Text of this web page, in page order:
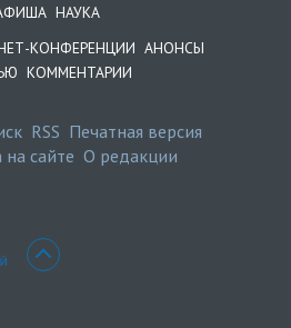
НАУКА
КОНФЕРЕНЦИИ АНОНСЫ
КОММЕНТАРИИ
RSS Печатная версия
сайте О редакции